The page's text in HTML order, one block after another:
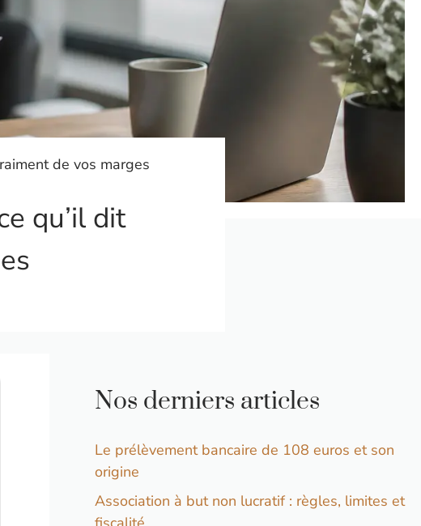
de vos marges
qu’il dit
Nos derniers articles
Le prélèvement bancaire de 108 euros et son
origine
Association à but non lucratif : règles, limites et